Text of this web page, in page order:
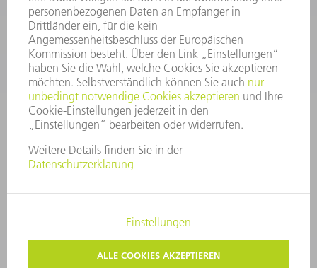
Service TRUMPF Lasertechnik
+49 7156 303 37444
Mo - Fr: 07:30 - 18:00 Uhr
Additive Manufacturing 07:30 - 17:30 Uhr
spareparts.tld@trumpf.com
COPYRIGHT UND MARKENZEICHEN
NUTZUNGSBEDINGUNGEN